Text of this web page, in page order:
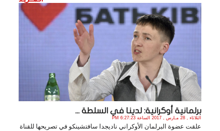
برلمانية أوكرانية: لدينا في السلطة ...
الثلاثاء , 28 مـارس , 2017 الساعة 6:27:23 PM
علقت عضوة البرلمان الأوكراني ناديجدا سافتشينكو في تصريحها للقناة